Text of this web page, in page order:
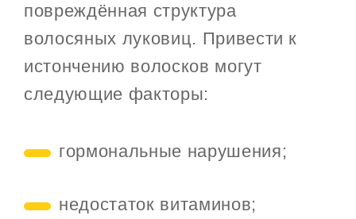
повреждённая структура
волосяных луковиц. Привести к
истончению волосков могут
следующие факторы:
гормональные нарушения;
недостаток витаминов;